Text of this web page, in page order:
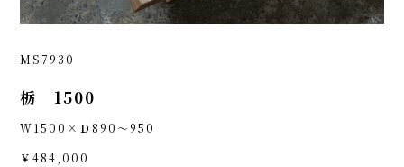
MS7930
栃 1500
W1500×Ｄ890～950
￥484,000